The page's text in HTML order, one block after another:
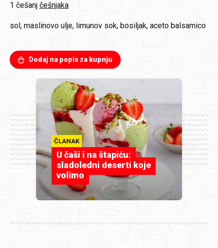
1 češanj češnjaka
sol, maslinovo ulje, limunov sok, bosiljak, aceto balsamico
Dodaj na popis za kupnju
ČLANAK
U čaši i na štapiću:
sladoledni deserti koje
volimo